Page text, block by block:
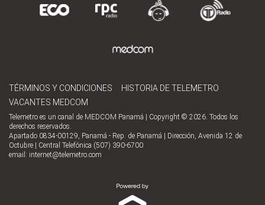
TÉRMINOS Y CONDICIONES
HISTORIA DE TELEMETRO
VACANTES MEDCOM
Telemetro es un canal de MEDCOM Panamá | Copyright © 2026. Todos los
derechos reservados.
Apartado 0834-00129, Panamá - Rep. de Panamá | Dirección, Avenida 12 de
Octubre | Central Telefónica (507) 390-6700
email: internet@telemetro.com